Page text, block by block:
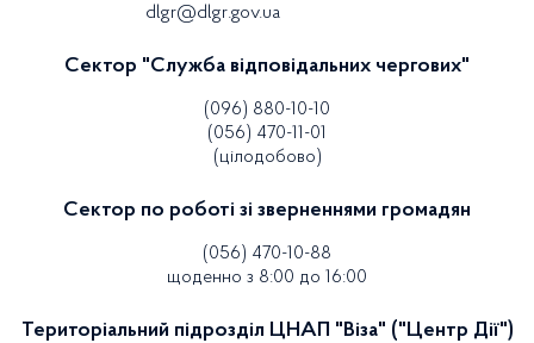
dlgr@dlgr.gov.ua
Сектор "Служба відповідальних чергових"
(096) 880-10-10
(056) 470-11-01
(цілодобово)
Сектор по роботі зі зверненнями громадян
(056) 470-10-88
щоденно з 8:00 до 16:00
Територіальний підрозділ ЦНАП "Віза" ("Центр Дії")